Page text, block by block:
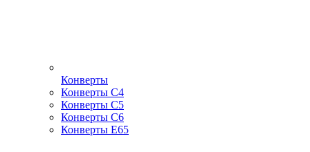
Конверты
Конверты С4
Конверты С5
Конверты С6
Конверты Е65